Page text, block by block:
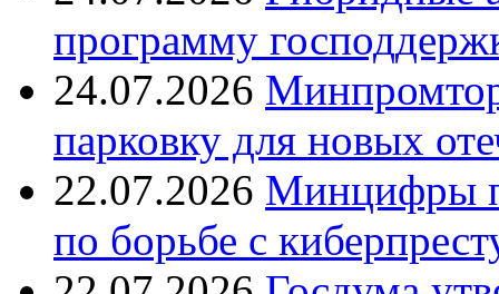
программу
24.07.2026
парковку для новых
22.07.2026 Минцифры
по борьбе с